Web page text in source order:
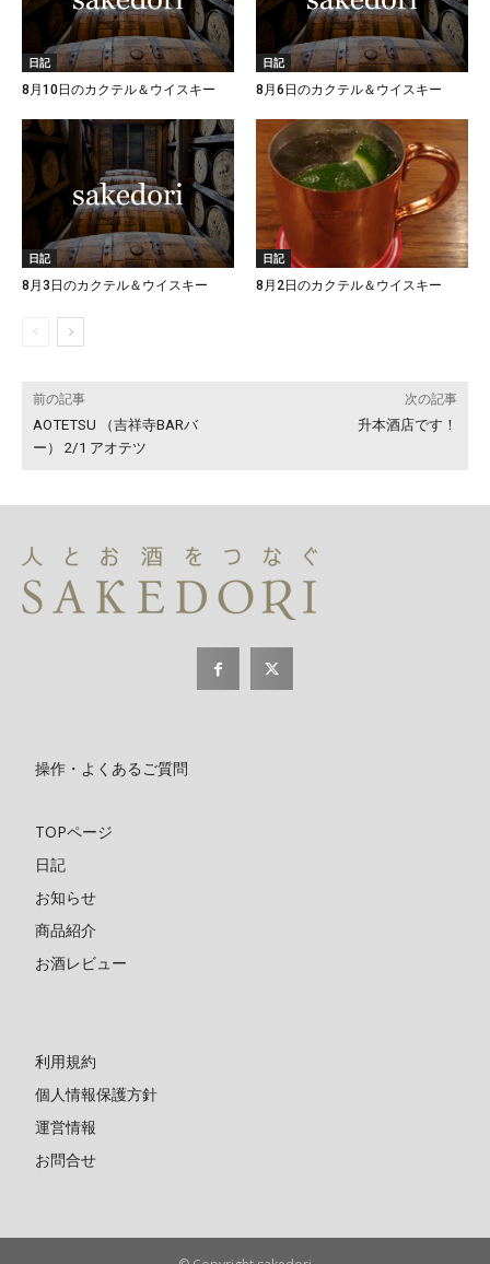
日記
8月10日のカクテル＆ウイスキー
日記
8月6日のカクテル＆ウイスキー
日記
8月3日のカクテル＆ウイスキー
日記
8月2日のカクテル＆ウイスキー
前の記事
AOTETSU （吉祥寺BARバ
ー） 2/1 アオテツ
次の記事
升本酒店です！
操作・よくあるご質問
TOPページ
日記
お知らせ
商品紹介
お酒レビュー
利用規約
個人情報保護方針
運営情報
お問合せ